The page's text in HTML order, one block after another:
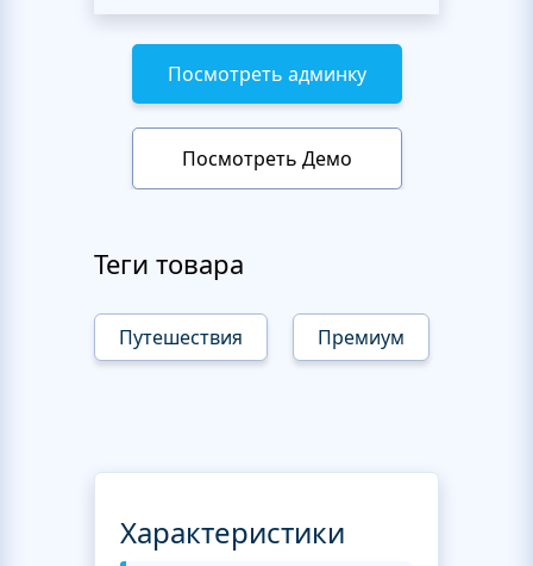
Посмотреть админку
Посмотреть Демо
Теги товара
Путешествия Премиум
Характеристики